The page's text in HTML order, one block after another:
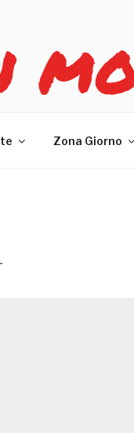
Zona Giorno